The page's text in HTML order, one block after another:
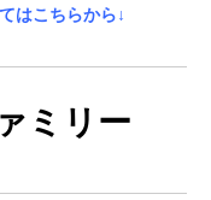
はこちらから↓
ミリー